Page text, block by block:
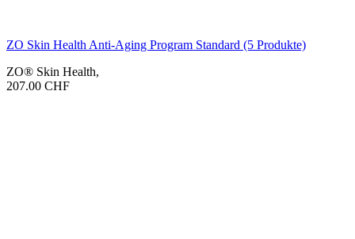
ZO Skin Health Anti-Aging Program Standard (5 Produkte)
ZO® Skin Health,
207.00 CHF